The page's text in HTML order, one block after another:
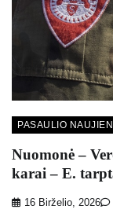
PASAULIO
Nuomonė –
karai – E.
16 Birželio, 2026